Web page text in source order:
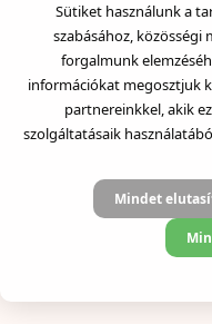
Sütiket használunk a
szabásához, közösségi
forgalmunk
információkat megosztjuk
partnereinkkel, akik
szolgáltatásaik
Mindet